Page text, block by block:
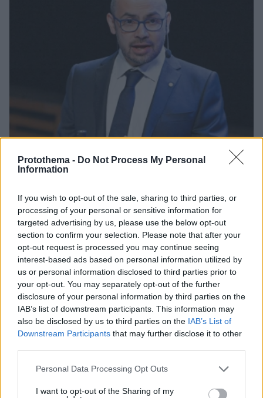
Protothema - Do Not Process My Personal
Information
If you wish to opt-out of the sale, sharing to third parties, or
processing of your personal or sensitive information for
targeted advertising by us, please use the below opt-out
section to confirm your selection. Please note that after your
opt-out request is processed you may continue seeing
interest-based ads based on personal information utilized by
us or personal information disclosed to third parties prior to
your opt-out. You may separately opt-out of the further
disclosure of your personal information by third parties on the
IAB’s list of downstream participants. This information may
also be disclosed by us to third parties on the IAB’s List of
Downstream Participants that may further disclose it to other
Please note that this website/app uses one or more Google
not limited to your visit or usage behaviour. You may click to
Personal Data Processing Opt Outs
I want to opt-out of the Sharing of my
Σερ Ντέμης Χασάμπης: Ποιος είναι ο Έλληνας
νέος «εγκέφαλος» του τμήματος AI της Google
05.08.2026, 21:43
Ζευγάρι Βρετανών με 3 παιδιά
πούλησαν τα πάντα για να
αγοράσουν σπίτι στην Αιγιάλεια,
καταστράφηκε από την πυρκαγιά λίγο
πριν μετακομίσουν, φωτογραφίες
Δημοκρατικός σε παραλία της Χαβάης